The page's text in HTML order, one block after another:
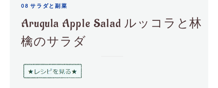
08 サラダと副菜
Arugula Apple Salad ルッコラと林
檎のサラダ